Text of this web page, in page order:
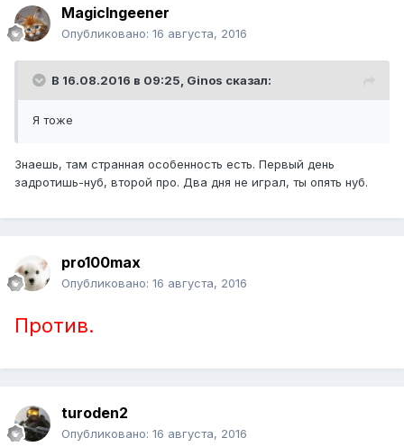
MagicIngeener
Опубликовано: 16 августа, 2016
В 16.08.2016 в 09:25, Ginos сказал:
Я тоже
Знаешь, там странная особенность есть. Первый день
задротишь-нуб, второй про. Два дня не играл, ты опять нуб.
pro100max
Опубликовано: 16 августа, 2016
Против.
turoden2
Опубликовано: 16 августа, 2016